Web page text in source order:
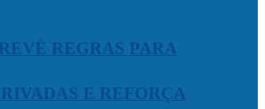
REGRAS PARA
E REFORÇA